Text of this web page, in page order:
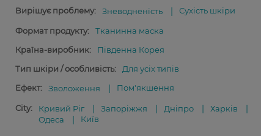
Вирішує проблему:
Зневодненість Сухість шкіри
Формат продукту:
Тканинна маска
Країна-виробник:
Південна Корея
Тип шкіри / особливість:
Для усіх типів
Ефект:
Зволоження Пом'якшення
City: Кривий Ріг Запоріжжя Дніпро
Харків
Одеса
Київ